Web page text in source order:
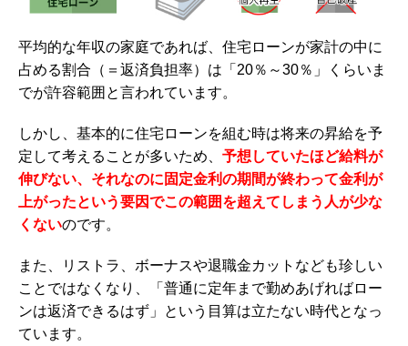
平均的な年収の家庭であれば、住宅ローンが家計の中に
占める割合（＝返済負担率）は「20％～30％」くらいま
でが許容範囲と言われています。
しかし、基本的に住宅ローンを組む時は将来の昇給を予
定して考えることが多いため、 予想していたほど給料が
伸びない、それなのに固定金利の期間が終わって金利が
上がったという要因でこの範囲を超えてしまう人が少な
くないのです。
また、リストラ、ボーナスや退職金カットなども珍しい
ことではなくなり、「普通に定年まで勤めあげればロー
ンは返済できるはず」という目算は立たない時代となっ
ています。